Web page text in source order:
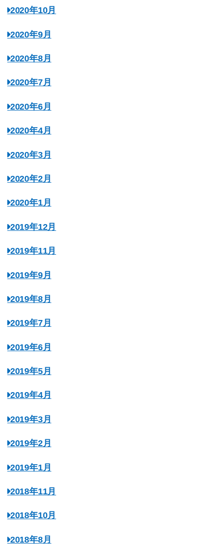
2020年10月
2020年9月
2020年8月
2020年7月
2020年6月
2020年4月
2020年3月
2020年2月
2020年1月
2019年12月
2019年11月
2019年9月
2019年8月
2019年7月
2019年6月
2019年5月
2019年4月
2019年3月
2019年2月
2019年1月
2018年11月
2018年10月
2018年8月